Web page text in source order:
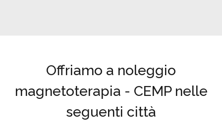
Offriamo a noleggio
magnetoterapia - CEMP nelle
seguenti città